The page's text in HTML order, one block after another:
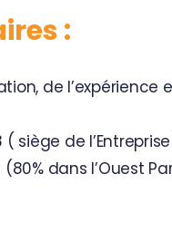
:
de l’expérience
( siège de
dans l’Ouest